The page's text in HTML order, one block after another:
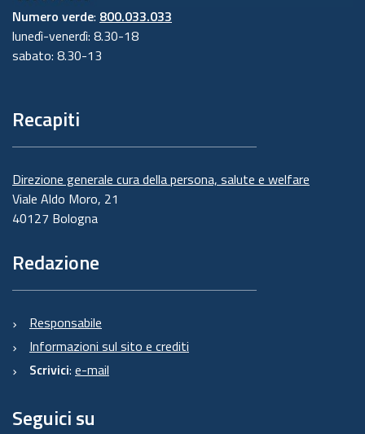
Numero verde: 800.033.033
lunedì-venerdì: 8.30-18
sabato: 8.30-13
Recapiti
Direzione generale cura della persona, salute e welfare
Viale Aldo Moro, 21
40127 Bologna
Redazione
Responsabile
Informazioni sul sito e crediti
Scrivici: e-mail
Seguici su